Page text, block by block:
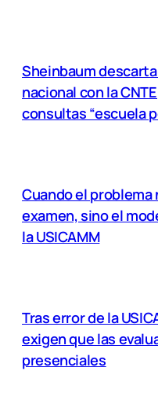
Sheinbaum
nacional con la
consultas “escuela
Cuando el problema
examen, sino el
la USICAMM
Tras error de la
exigen que las
presenciales